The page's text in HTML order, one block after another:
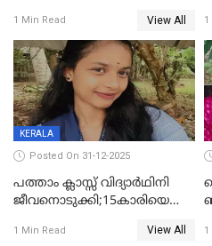
സംഭവം കൈതപ്പൊയിലില്‍
1 Min Read View All 1
KERALA
Posted On 31-12-2025
പത്താം ക്ലാസ്സ് വിദ്യാര്‍ഥിനി
ജീവനൊടുക്കി;15കാരിയെ
കിടപ്പുമുറിയില്‍ തൂങ്ങി മരിച്ച
1 Min Read View All 1